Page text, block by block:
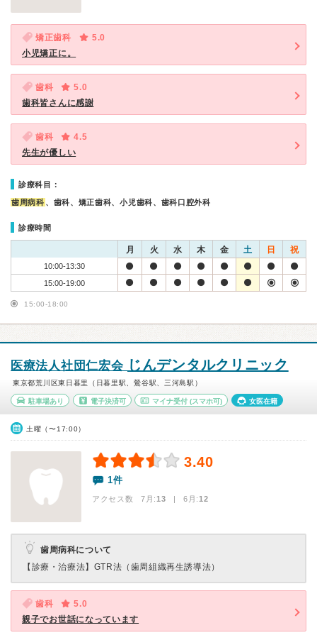
矯正歯科
5.0
小児矯正に。
歯科
5.0
歯科皆さんに感謝
歯科
4.5
先生が優しい
診療科目：
歯周病科 、歯科、矯正歯科、小児歯科、歯科口腔外科
診療時間
月 火 水 木 金 土 日 祝
10:00-13:30
15:00-19:00
15:00-18:00
医療法人社団仁宏会 じんデンタルクリニック
東京都荒川区東日暮里（日暮里駅、鶯谷駅、三河島駅）
駐車場あり 電子決済可 マイナ受付 (スマホ可) 女医在籍
土曜（〜17:00）
3.40
1件
アクセス数 7月:13 | 6月:12
歯周病科について
【診療・治療法】 GTR法（歯周組織再生誘導法）
歯科
5.0
親子でお世話になっています